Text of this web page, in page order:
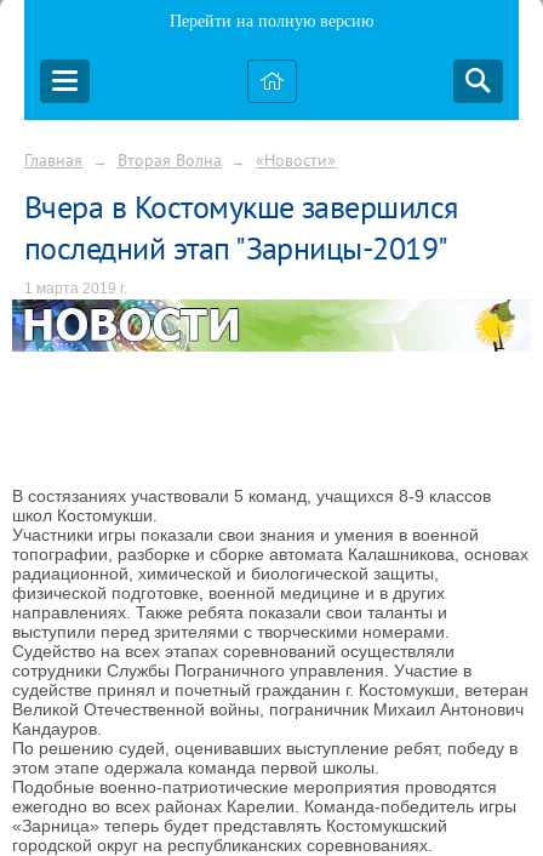
Перейти на полную версию
Главная → Вторая Волна → «Новости»
Вчера в Костомукше завершился
последний этап "Зарницы-2019"
1 марта 2019 г.
В состязаниях участвовали 5 команд, учащихся 8-9 классов
школ Костомукши.
Участники игры показали свои знания и умения в военной
топографии, разборке и сборке автомата Калашникова, основах
радиационной, химической и биологической защиты,
физической подготовке, военной медицине и в других
направлениях. Также ребята показали свои таланты и
выступили перед зрителями с творческими номерами.
Судейство на всех этапах соревнований осуществляли
сотрудники Службы Пограничного управления. Участие в
судействе принял и почетный гражданин г. Костомукши, ветеран
Великой Отечественной войны, пограничник Михаил Антонович
Кандауров.
По решению судей, оценивавших выступление ребят, победу в
этом этапе одержала команда первой школы.
Подобные военно-патриотические мероприятия проводятся
ежегодно во всех районах Карелии. Команда-победитель игры
«Зарница» теперь будет представлять Костомукшский
городской округ на республиканских соревнованиях.